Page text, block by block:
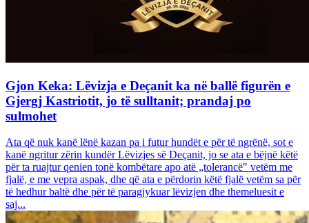
Gjon Keka: Lëvizja e Deçanit ka në ballë figurën e
Gjergj Kastriotit, jo të sulltanit; prandaj po
sulmohet
Ata që nuk kanë lënë kazan pa i futur hundët e për të ngrënë, sot e
kanë ngritur zërin kundër Lëvizjes së Deçanit, jo se ata e bëjnë këtë
për ta ruajtur qenien tonë kombëtare apo atë „tolerancë" vetëm me
fjalë, e me vepra aspak, dhe që ata e përdorin këtë fjalë vetëm sa për
të hedhur baltë dhe për të paragjykuar lëvizjen dhe themeluesit e
saj...